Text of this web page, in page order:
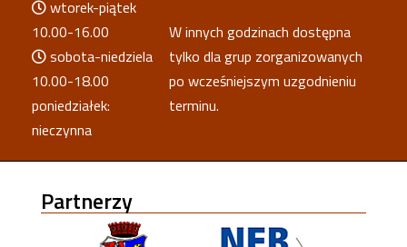
wtorek-piątek
10.00-16.00
sobota-niedziela
10.00-18.00
poniedziałek:
nieczynna
W innych godzinach dostępna
tylko dla grup zorganizowanych
po wcześniejszym uzgodnieniu
terminu.
Partnerzy